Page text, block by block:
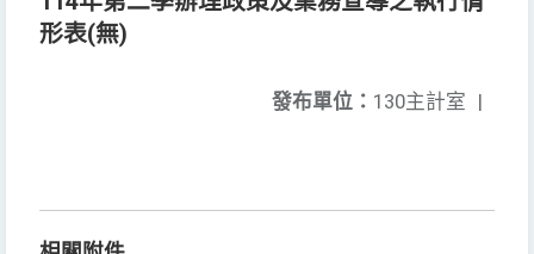
形表(無)
發布單位： 130主計室 |